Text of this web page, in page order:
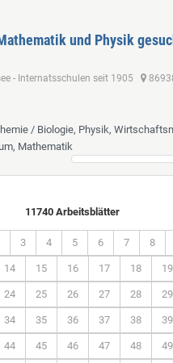
und Physik
- Internatsschulen seit 1905
/ Biologie, Physik,
Mathematik
11740 Arbeitsblätter
3 4 5 6 7 8
14 15 16 17 18 19
24 25 26 27 28 29
34 35 36 37 38 39
44 45 46 47 48 49